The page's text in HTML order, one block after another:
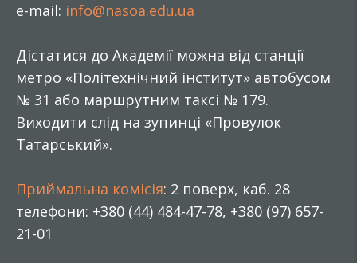
e-mail: info@nasoa.edu.ua
Дістатися до Академії можна від станції
метро «Політехнічний інститут» автобусом
№ 31 або маршрутним таксі № 179.
Виходити слід на зупинці «Провулок
Татарський».
Приймальна комісія: 2 поверх, каб. 28
телефони: +380 (44) 484-47-78, +380 (97) 657-
21-01